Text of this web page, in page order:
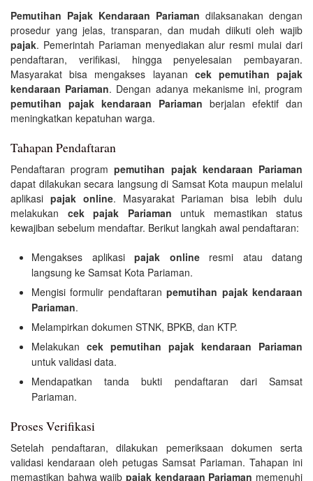
Pemutihan Pajak Kendaraan Pariaman dilaksanakan dengan
prosedur yang jelas, transparan, dan mudah diikuti oleh wajib
pajak. Pemerintah Pariaman menyediakan alur resmi mulai dari
pendaftaran, verifikasi, hingga penyelesaian pembayaran.
Masyarakat bisa mengakses layanan cek pemutihan pajak
kendaraan Pariaman. Dengan adanya mekanisme ini, program
pemutihan pajak kendaraan Pariaman berjalan efektif dan
meningkatkan kepatuhan warga.
Tahapan Pendaftaran
Pendaftaran programpemutihan pajak kendaraan Pariaman
dapat dilakukan secara langsung di Samsat Kota maupun melalui
aplikasi pajak online. Masyarakat Pariaman bisa lebih dulu
melakukan cek pajak Pariaman untuk memastikan status
kewajiban sebelum mendaftar. Berikut langkah awal pendaftaran:
Mengakses aplikasi pajak onlineresmi atau datang
langsung ke Samsat Kota Pariaman.
Mengisi formulir pendaftaranpemutihan pajak kendaraan
Pariaman.
Melampirkan dokumen STNK, BPKB, dan KTP.
Melakukan cek pemutihan pajak kendaraan Pariaman
untuk validasi data.
Mendapatkan tanda bukti pendaftaran dari Samsat
Pariaman.
Proses Verifikasi
Setelah pendaftaran, dilakukan pemeriksaan dokumen serta
validasi kendaraan oleh petugas Samsat Pariaman. Tahapan ini
memastikan bahwa wajib pajak kendaraan Pariaman memenuhi